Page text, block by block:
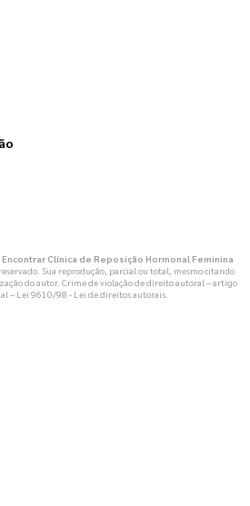
Clínica de Reposição Hormonal Feminina
Sua reprodução, parcial ou total, mesmo citando
do autor. Crime de violação de direito autoral – artigo
– Lei 9610/98 - Lei de direitos autorais.